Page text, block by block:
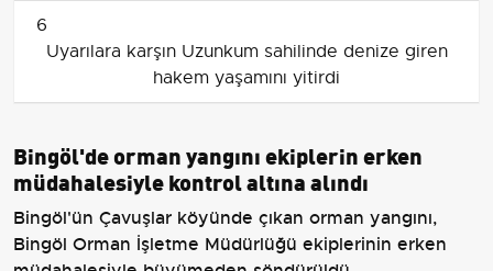
6
Uyarılara karşın Uzunkum sahilinde denize giren
hakem yaşamını yitirdi
Bingöl'de orman yangını ekiplerin erken
müdahalesiyle kontrol altına alındı
Bingöl'ün Çavuşlar köyünde çıkan orman yangını,
Bingöl Orman İşletme Müdürlüğü ekiplerinin erken